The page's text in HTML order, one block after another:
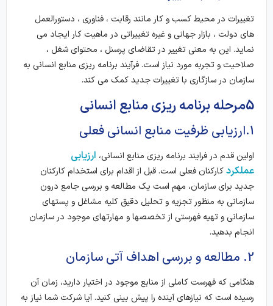
تغییرات در محیط کسب و کار مانند رقابت ، فناوری ، دستورالعمل
های دولت ، بازار جهانی و غیره تغییراتی در ماهیت کار ایجاد می
نماید. این به معنی تغییر در تقاضای پرسنل ، محتوای شغل ،
صلاحیت و تجربه مورد نیاز است. فرآیند برنامه ریزی منابع انسانی به
سازمان در سازگاری با تغییرات جدید کمک می کند.
5مرحله برنامه ریزی منابع انسانی
1.ارزیابی ظرفیت منابع انسانی فعلی
اولین قدم در فرایند برنامه ریزی منابع انسانی، ارزیابی
عملکردکارکنان فعلی است. قبل از اقدام برای استخدام کارکنان
جدید برای سازمان، مهم است یک مطالعه و بررسی جامع درون
سازمانی به منظور تجزیه و تحلیل دقیق کلیه مشاغل و پستهای
سازمانی و تهیه فهرستی از تخصصها و مهارتهای موجود در سازمان
انجام بدهید.
2. مطالعه و بررسی اهداف آتی سازمان
هنگامی که فهرست کاملی از منابع موجود در اختیار دارید، زمان آن
رسیده است که نیازهای آینده را پیش بینی کنید. آیا شرکت شما نیاز به